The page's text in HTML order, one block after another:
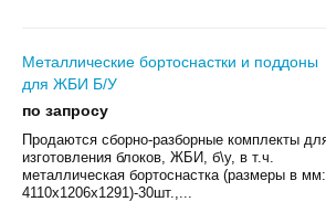
Металлические бортоснастки и поддоны
для ЖБИ Б/У
по запросу
Продаются сборно-разборные комплекты
изготовления блоков, ЖБИ, б\у, в т.ч.
металлическая бортоснастка (размеры в мм:
4110х1206х1291)-30шт.,...